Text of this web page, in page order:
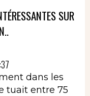
SUR
dans les
tuait entre 75